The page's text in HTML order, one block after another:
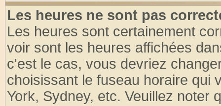
Les heures ne sont pas
Les heures sont certainement
voir sont les heures affichées
c'est le cas, vous devriez
choisissant le fuseau horaire qui
York, Sydney, etc. Veuillez noter